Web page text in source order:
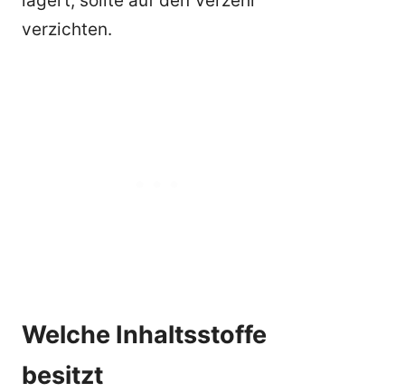
verzichten.
Welche Inhaltsstoffe
besitzt